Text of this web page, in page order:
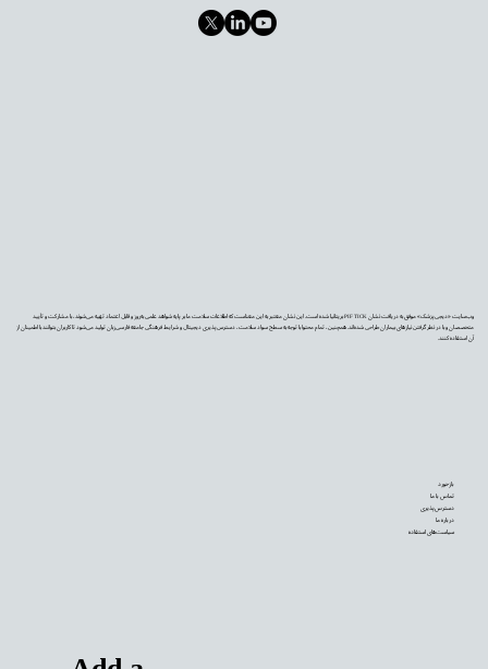
وب‌سایت «دیجی‌پزشک» موفق به دریافت نشان PIF TICK بریتانیا شده است. این نشان معتبر به این معناست که اطلاعات سلامت ما بر پایه شواهد علمی به‌روز و قابل اعتماد تهیه می‌شوند، با مشارکت و تأیید
متخصصان و با در نظر گرفتن نیازهای بیماران طراحی شده‌اند. همچنین، تمام محتوا با توجه به سطح سواد سلامت، دسترس‌پذیری دیجیتال و شرایط فرهنگی جامعه فارسی‌زبان تولید می‌شود تا کاربران بتوانند با اطمینان از
آن استفاده کنند.
بازخورد
تماس با ما
دسترس‌پذیری
درباره ما
سیاست‌های استفاده